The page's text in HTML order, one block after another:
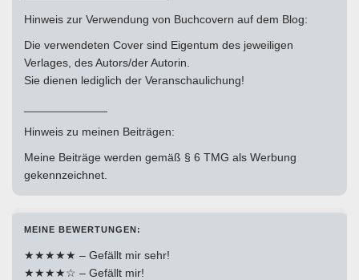
Hinweis zur Verwendung von Buchcovern auf dem Blog:
Die verwendeten Cover sind Eigentum des jeweiligen
Verlages, des Autors/der Autorin.
Sie dienen lediglich der Veranschaulichung!
Hinweis zu meinen Beiträgen:
Meine Beiträge werden gemäß § 6 TMG als Werbung
gekennzeichnet.
MEINE BEWERTUNGEN:
★★★★★ – Gefällt mir sehr!
★★★★☆ – Gefällt mir!